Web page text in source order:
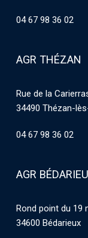
04 67 98 36 02
AGR THÉZAN
Rue de la
34490 Thézan-
04 67 98 36 02
AGR
Rond point du 19
34600 Bédarieux